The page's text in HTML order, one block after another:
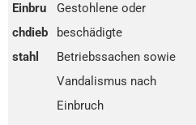
Einbru
chdieb
stahl
Gestohlene oder
beschädigte
Betriebssachen sowie
Vandalismus nach
Einbruch